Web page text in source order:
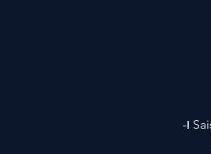
הוא זן שמרים לבישול בירות Saison ו-